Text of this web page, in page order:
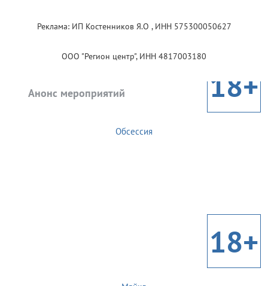
Реклама: ИП Костенников Я.О , ИНН 575300050627
ООО "Регион центр", ИНН 4817003180
Анонс мероприятий 18+
Обсессия
18+